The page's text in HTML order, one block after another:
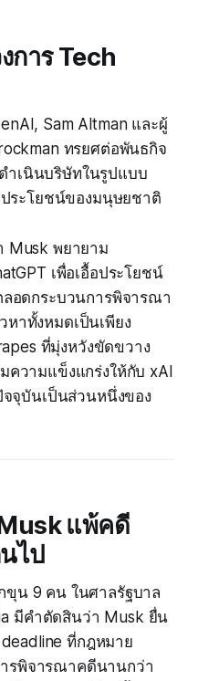
การ Tech
Sam Altman และผู้
ทรยศต่อพันธกิจ
ำเนินบริษัทในรูปแบบ
ระโยชน์ของมนุษยชาติ
Musk พยายาม
เพื่อเอื้อประโยชน์
อดกระบวนการพิจารณา
าทั้งหมดเป็นเพียง
ที่มุ่งหวังขัดขวาง
ความแข็งแกร่งให้กับ xAI
จจุบันเป็นส่วนหนึ่งของ
แพ้คดี
ไป
น 9 คน ในศาลรัฐบาล
มีคำตัดสินว่า Musk ยื่น
ที่กฎหมาย
รพิจารณาคดีนานกว่า